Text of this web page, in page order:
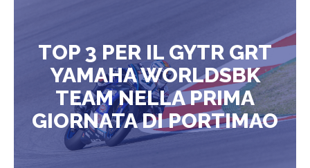
TOP 3 PER IL GYTR GRT
YAMAHA WORLDSBK
TEAM NELLA PRIMA
GIORNATA DI PORTIMAO